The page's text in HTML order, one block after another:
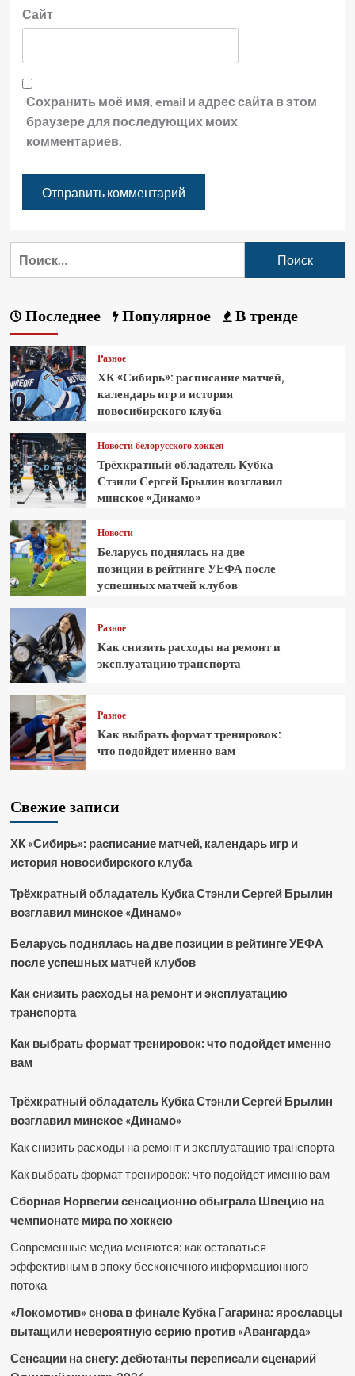
Сайт
Сохранить моё имя, email и адрес сайта в этом
браузере для последующих моих
комментариев.
Последнее Популярное В тренде
Разное
ХК «Сибирь»: расписание матчей,
календарь игр и история
новосибирского клуба
Новости белорусского хоккея
Трёхкратный обладатель Кубка
Стэнли Сергей Брылин возглавил
минское «Динамо»
Новости
Беларусь поднялась на две
позиции в рейтинге УЕФА после
успешных матчей клубов
Разное
Как снизить расходы на ремонт и
эксплуатацию транспорта
Разное
Как выбрать формат тренировок:
что подойдет именно вам
Свежие записи
ХК «Сибирь»: расписание матчей, календарь игр и
история новосибирского клуба
Трёхкратный обладатель Кубка Стэнли Сергей Брылин
возглавил минское «Динамо»
Беларусь поднялась на две позиции в рейтинге УЕФА
после успешных матчей клубов
Как снизить расходы на ремонт и эксплуатацию
транспорта
Как выбрать формат тренировок: что подойдет именно
вам
Трёхкратный обладатель Кубка Стэнли Сергей Брылин
возглавил минское «Динамо»
Как снизить расходы на ремонт и эксплуатацию транспорта
Как выбрать формат тренировок: что подойдет именно вам
Сборная Норвегии сенсационно обыграла Швецию на
чемпионате мира по хоккею
Современные медиа меняются: как оставаться
эффективным в эпоху бесконечного информационного
потока
«Локомотив» снова в финале Кубка Гагарина: ярославцы
вытащили невероятную серию против «Авангарда»
Сенсации на снегу: дебютанты переписали сценарий